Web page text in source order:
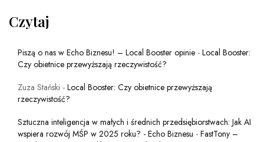
Czytaj
Piszą o nas w Echo Biznesu! – Local Booster opinie - Local Booster:
Czy obietnice przewyższają rzeczywistość?
Zuza Stański - Local Booster: Czy obietnice przewyższają
rzeczywistość?
Sztuczna inteligencja w małych i średnich przedsiębiorstwach: Jak AI
wspiera rozwój MŚP w 2025 roku? - Echo Biznesu - FastTony –